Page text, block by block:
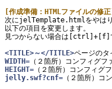
[作成準備：HTMLファイルの修正]
次にjelTemplate.htmlをやはり
以下の項目を変更します。
見つからない場合は[ctrl]+[f]で
<TITLE>～</TITLE>
WIDTH=
HEIGHT=
jelly.swf?cnf= （２箇所）コ